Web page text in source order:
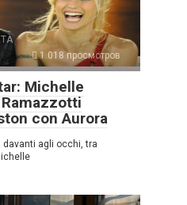
1.018 просмотров
Michelle
con Aurora
davanti agli occhi, tra